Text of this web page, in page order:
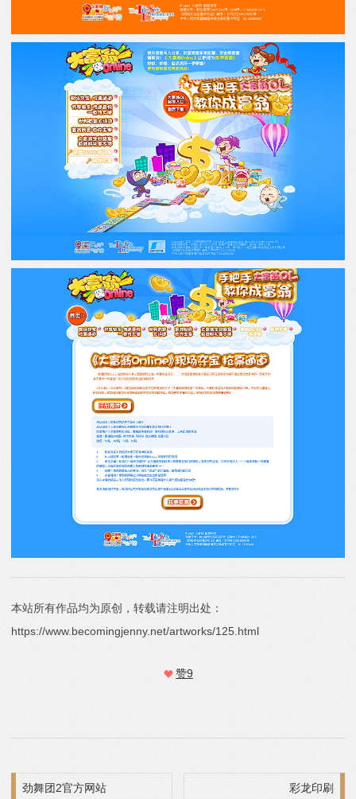
本站所有作品均为原创，转载请注明出处：
https://www.becomingjenny.net/artworks/125.html
赞9
文章导航
劲舞团2官方网站 彩龙印刷